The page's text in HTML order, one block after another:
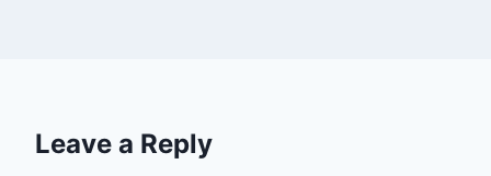
Leave a Reply